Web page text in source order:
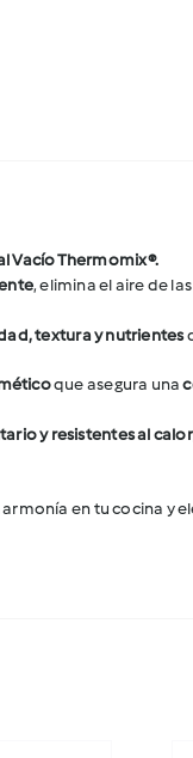
Vacío Thermomix®.
, elimina el aire de
textura y nutrientes
que asegura una
y resistentes al calor
en tu cocina y